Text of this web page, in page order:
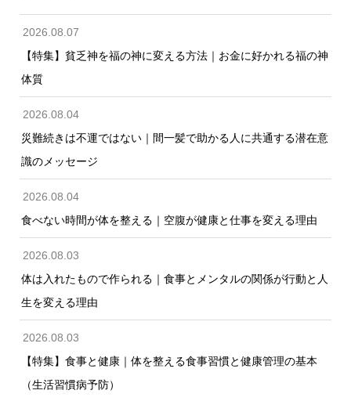
2026.08.07
【特集】貧乏神を福の神に変える方法｜お金に好かれる福の神
体質
2026.08.04
災難続きは不運ではない｜間一髪で助かる人に共通する潜在意
識のメッセージ
2026.08.04
食べない時間が体を整える｜空腹が健康と仕事を変える理由
2026.08.03
体は入れたもので作られる｜食事とメンタルの関係が行動と人
生を変える理由
2026.08.03
【特集】食事と健康｜体を整える食事習慣と健康管理の基本
（生活習慣病予防）